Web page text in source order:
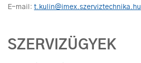
E-mail: t.kulin@imex.szerviztechnika.hu
SZERVIZÜGYEK